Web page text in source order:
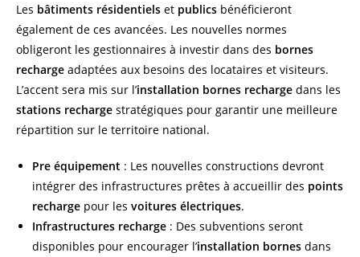
Les bâtiments résidentiels et publics bénéficieront
également de ces avancées. Les nouvelles normes
obligeront les gestionnaires à investir dans des bornes
recharge adaptées aux besoins des locataires et visiteurs.
L’accent sera mis sur l’installation bornes recharge dans les
stations recharge stratégiques pour garantir une meilleure
répartition sur le territoire national.
Pre équipement : Les nouvelles constructions devront
intégrer des infrastructures prêtes à accueillir des points
recharge pour les voitures électriques.
Infrastructures recharge : Des subventions seront
disponibles pour encourager l’installation bornes dans